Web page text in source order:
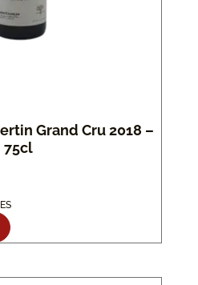
Grand Cru 2018 –
75cl